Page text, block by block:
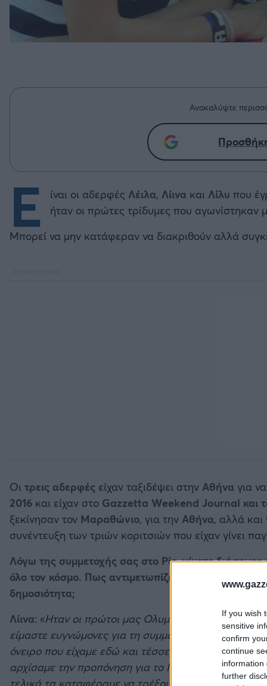
If you wish
sensitive
confirm
continue
information
further
Ανακαλύψτε
E ίναι οι αδερφές Λέιλα, Λίινα και Λίλυ που
ήταν οι πρώτες τρίδυμες που αγωνίστηκαν
Μπορεί να μην κατάφεραν να διακριθούν αλλά
Οι τρεις αδερφές είχαν ταξιδέψει στην Αθήνα για
2016 και είχαν στο Gazzetta Weekend Journal και
ξεκίνησαν τον Μαραθώνιο, για την Αθήνα, αλλά και
συνέντευξη των τριών κοριτσιών που είχαν γίνει
Λόγω της συμμετοχής σας στο Ρίο, γίνατε διάσημες
όλο τον κόσμο. Πως αντιμετωπίζετε τώρα αυτή τη
δημοσιότητα;
Λίινα: «Ηταν οι πρώτοι μας Ολυμπιακοί και φυσικά
είμαστε ευγνώμονες για τη συμμετοχή μας. Ηταν ένα
όνειρο που είχαμε εδώ και τέσσερα χρόνια που
αρχίσαμε την προπόνηση για το Μαραθώνιο και
τελικά τα καταφέραμε να τρέξουμε και οι τρεις…